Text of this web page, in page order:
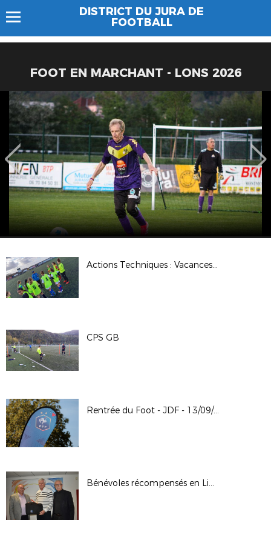
DISTRICT DU JURA DE
FOOTBALL
FOOT EN MARCHANT - LONS 2026
Actions Techniques : Vacances de la Toussaint
CPS GB
Rentrée du Foot - JDF - 13/09/20
Bénévoles récompensés en Ligue le 23-11-19